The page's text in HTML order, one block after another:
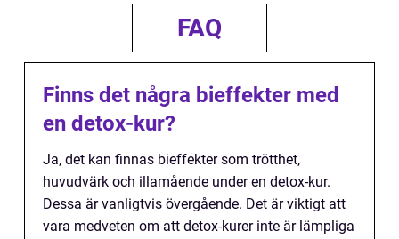
FAQ
Finns det några bieffekter med
en detox-kur?
Ja, det kan finnas bieffekter som trötthet,
huvudvärk och illamående under en detox-kur.
Dessa är vanligtvis övergående. Det är viktigt att
vara medveten om att detox-kurer inte är lämpliga